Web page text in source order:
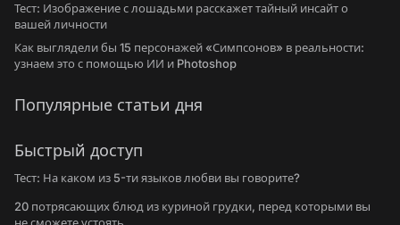
Тест: Изображение с лошадьми расскажет тайный инсайт о
вашей личности
Как выглядели бы 15 персонажей «Симпсонов» в реальности:
узнаем это с помощью ИИ и Photoshop
Популярные статьи дня
Быстрый доступ
Тест: На каком из 5-ти языков любви вы говорите?
20 потрясающих блюд из куриной грудки, перед которыми вы